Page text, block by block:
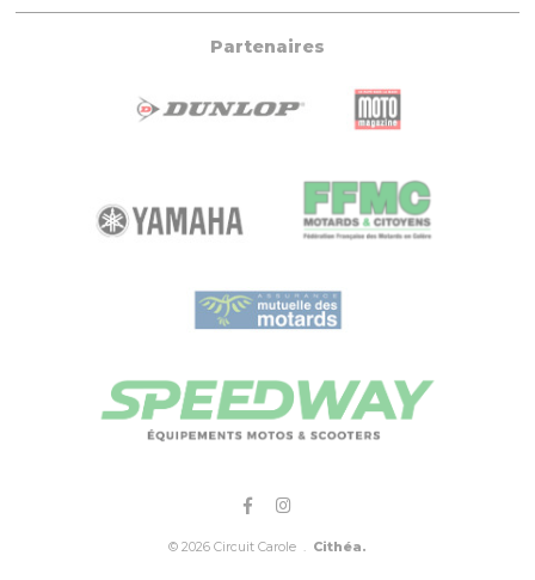
Partenaires
© 2026 Circuit Carole . Cithéa.